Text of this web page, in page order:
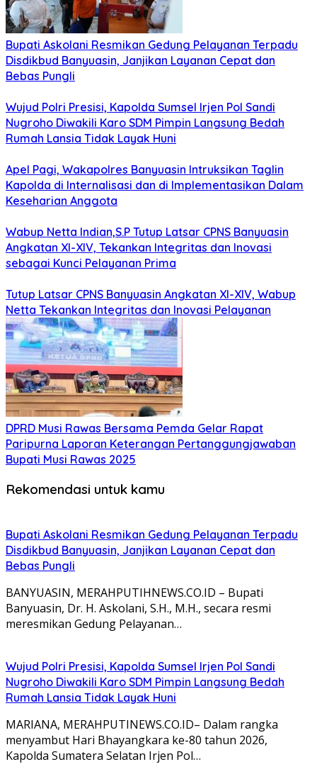
Bupati Askolani Resmikan Gedung Pelayanan Terpadu
Disdikbud Banyuasin, Janjikan Layanan Cepat dan
Bebas Pungli
Wujud Polri Presisi, Kapolda Sumsel Irjen Pol Sandi
Nugroho Diwakili Karo SDM Pimpin Langsung Bedah
Rumah Lansia Tidak Layak Huni
Apel Pagi, Wakapolres Banyuasin Intruksikan Taglin
Kapolda di Internalisasi dan di Implementasikan Dalam
Keseharian Anggota
Wabup Netta Indian,S.P Tutup Latsar CPNS Banyuasin
Angkatan XI-XIV, Tekankan Integritas dan Inovasi
sebagai Kunci Pelayanan Prima
Tutup Latsar CPNS Banyuasin Angkatan XI-XIV, Wabup
Netta Tekankan Integritas dan Inovasi Pelayanan
DPRD Musi Rawas Bersama Pemda Gelar Rapat
Paripurna Laporan Keterangan Pertanggungjawaban
Bupati Musi Rawas 2025
Rekomendasi untuk kamu
Bupati Askolani Resmikan Gedung Pelayanan Terpadu
Disdikbud Banyuasin, Janjikan Layanan Cepat dan
Bebas Pungli
BANYUASIN, MERAHPUTIHNEWS.CO.ID – Bupati
Banyuasin, Dr. H. Askolani, S.H., M.H., secara resmi
meresmikan Gedung Pelayanan…
Wujud Polri Presisi, Kapolda Sumsel Irjen Pol Sandi
Nugroho Diwakili Karo SDM Pimpin Langsung Bedah
Rumah Lansia Tidak Layak Huni
MARIANA, MERAHPUTINEWS.CO.ID– Dalam rangka
menyambut Hari Bhayangkara ke-80 tahun 2026,
Kapolda Sumatera Selatan Irjen Pol…